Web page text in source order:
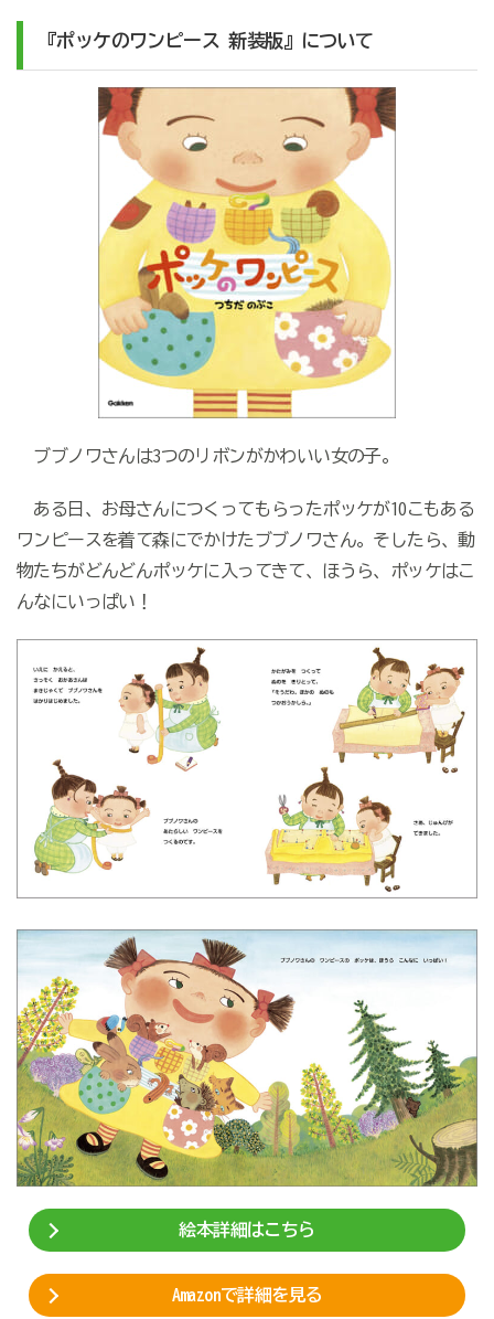
『ポッケのワンピース 新装版』について
ブブノワさんは3つのリボンがかわいい女の子。
ある日、お母さんにつくってもらったポッケが10こもある
ワンピースを着て森にでかけたブブノワさん。そしたら、動
物たちがどんどんポッケに入ってきて、ほうら、ポッケはこ
んなにいっぱい！
絵本詳細はこちら
Amazonで詳細を見る